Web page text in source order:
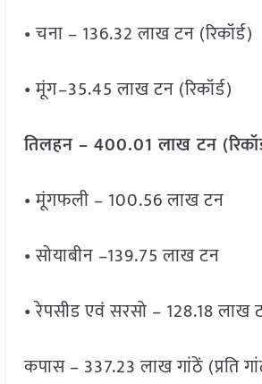
• चना – 136.32 लाख टन (रिकॉर्ड)
• मूंग–35.45 लाख टन (रिकॉर्ड)
तिलहन – 400.01 लाख टन
• मूंगफली – 100.56 लाख टन
• सोयाबीन –139.75 लाख टन
• रेपसीड एवं सरसो – 128.18 लाख
कपास – 337.23 लाख गांठें (प्रति